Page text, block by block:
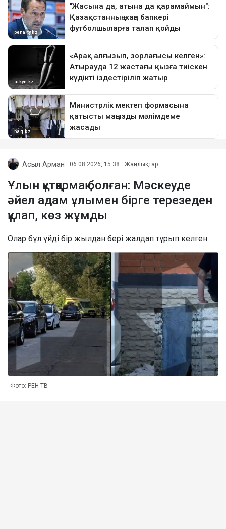
Асыл Арман 06.08.2026, 15:38 Жаңалықтар
Ұлын құтқармақ болған: Мәскеуде
әйел адам ұлымен бірге терезеден
құлап, көз жұмды
Олар бұл үйді бір жылдан бері жалдап тұрып келген
Фото: РЕН ТВ